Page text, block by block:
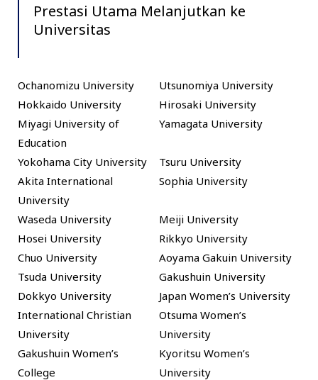
Prestasi Utama Melanjutkan ke
Universitas
Ochanomizu University
Utsunomiya University
Hokkaido University
Hirosaki University
Miyagi University of
Education
Yamagata University
Yokohama City University
Tsuru University
Akita International
University
Sophia University
Waseda University
Meiji University
Hosei University
Rikkyo University
Chuo University
Aoyama Gakuin University
Tsuda University
Gakushuin University
Dokkyo University
Japan Women’s University
International Christian
University
Otsuma Women’s
University
Gakushuin Women’s
College
Kyoritsu Women’s
University